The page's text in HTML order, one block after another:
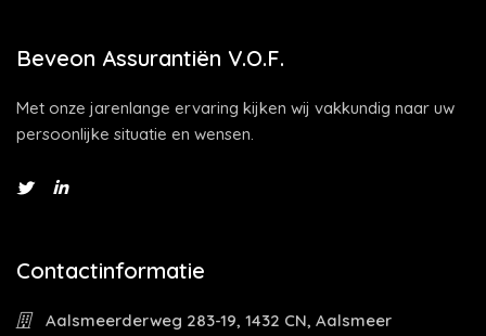
Beveon Assurantiën V.O.F.
Met onze jarenlange ervaring kijken wij vakkundig naar uw
persoonlijke situatie en wensen.
Contactinformatie
Aalsmeerderweg 283-19, 1432 CN, Aalsmeer